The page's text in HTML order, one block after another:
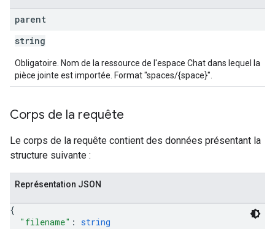
parent
string
Obligatoire. Nom de la ressource de l'espace Chat dans lequel la
pièce jointe est importée. Format "spaces/{space}".
Corps de la requête
Le corps de la requête contient des données présentant la
structure suivante :
Représentation JSON
{
"filename" : string